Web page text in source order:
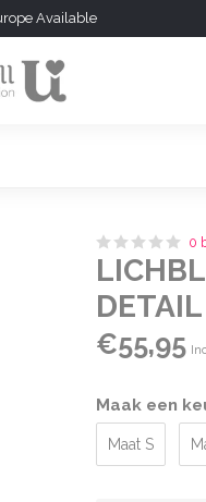
to Europe Available
0
€55,95
Maak een
Maat S